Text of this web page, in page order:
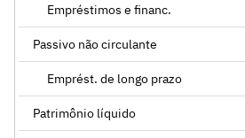
Empréstimos e financ.
Passivo não circulante
Emprést. de longo prazo
Patrimônio líquido